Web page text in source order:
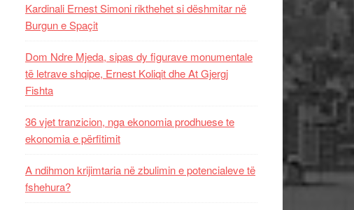
Kardinali Ernest Simoni rikthehet si dëshmitar në
Burgun e Spaçit
Dom Ndre Mjeda, sipas dy figurave monumentale
të letrave shqipe, Ernest Koliqit dhe At Gjergj
Fishta
36 vjet tranzicion, nga ekonomia prodhuese te
ekonomia e përfitimit
A ndihmon krijimtaria në zbulimin e potencialeve të
fshehura?